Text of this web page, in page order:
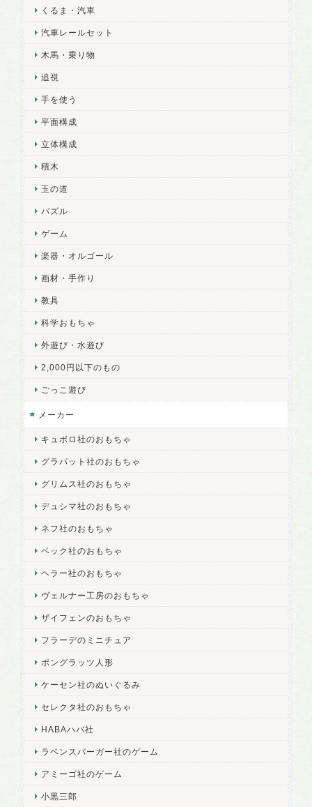
くるま・汽車
汽車レールセット
木馬・乗り物
追視
手を使う
平面構成
立体構成
積木
玉の道
パズル
ゲーム
楽器・オルゴール
画材・手作り
教具
科学おもちゃ
外遊び・水遊び
2,000円以下のもの
ごっこ遊び
メーカー
キュボロ社のおもちゃ
グラパット社のおもちゃ
グリムス社のおもちゃ
デュシマ社のおもちゃ
ネフ社のおもちゃ
ベック社のおもちゃ
ヘラー社のおもちゃ
ヴェルナー工房のおもちゃ
ザイフェンのおもちゃ
フラーデのミニチュア
ポングラッツ人形
ケーセン社のぬいぐるみ
セレクタ社のおもちゃ
HABAハバ社
ラベンスバーガー社のゲーム
アミーゴ社のゲーム
小黒三郎